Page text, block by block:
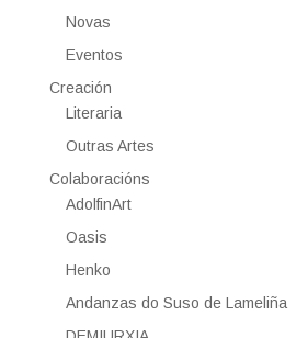
Novas
Eventos
Creación
Literaria
Outras Artes
Colaboracións
AdolfinArt
Oasis
Henko
Andanzas do Suso de Lameliña